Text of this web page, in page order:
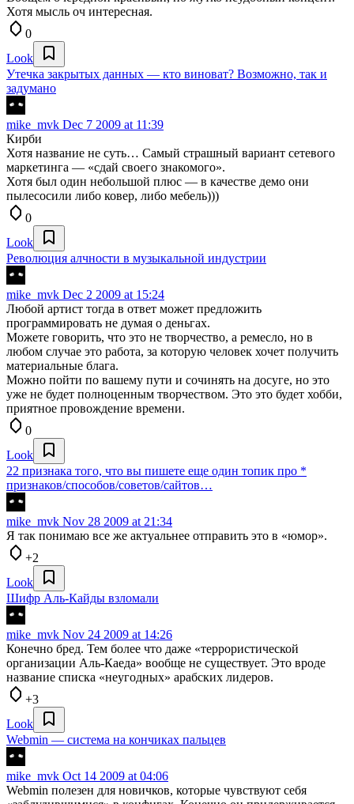
Хотя мысль оч интересная.
0
Look
Утечка закрытых данных — кто виноват? Возможно, так и
задумано
mike_mvk Dec 7 2009 at 11:39
Кирби
Хотя название не суть… Самый страшный вариант сетевого
маркетинга — «сдай своего знакомого».
Хотя был один небольшой плюс — в качестве демо они
пылесосили либо ковер, либо мебель)))
0
Look
Революция алчности в музыкальной индустрии
mike_mvk Dec 2 2009 at 15:24
Любой артист тогда в ответ может предложить
программировать не думая о деньгах.
Можете говорить, что это не творчество, а ремесло, но в
любом случае это работа, за которую человек хочет получить
материальные блага.
Можно пойти по вашему пути и сочинять на досуге, но это
уже не будет полноценным творчеством. Это это будет хобби,
приятное провождение времени.
0
Look
22 признака того, что вы пишете еще один топик про *
признаков/способов/советов/сайтов…
mike_mvk Nov 28 2009 at 21:34
Я так понимаю все же актуальнее отправить это в «юмор».
+2
Look
Шифр Аль-Кайды взломали
mike_mvk Nov 24 2009 at 14:26
Конечно бред. Тем более что даже «террористической
организации Аль-Каеда» вообще не существует. Это вроде
название списка «неугодных» арабских лидеров.
+3
Look
Webmin — система на кончиках пальцев
mike_mvk Oct 14 2009 at 04:06
Webmin полезен для новичков, которые чувствуют себя